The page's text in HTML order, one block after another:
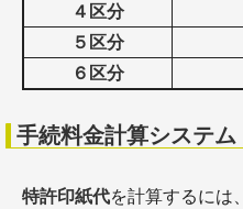
４区分
５区分
６区分
手続料金計算システム
特許印紙代を計算するには、